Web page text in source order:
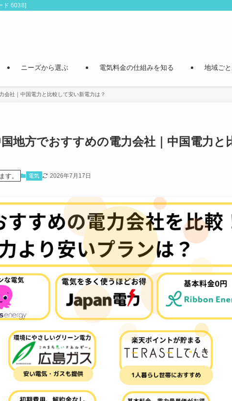
ド 6038]
ニーズから選ぶ 電気料金の仕組みを知る 地域ご
会社｜中国電力と比較して安い新電力は？
国地方でおすすめの電力会社｜中国電力と
す。 電気 2026年7月17日